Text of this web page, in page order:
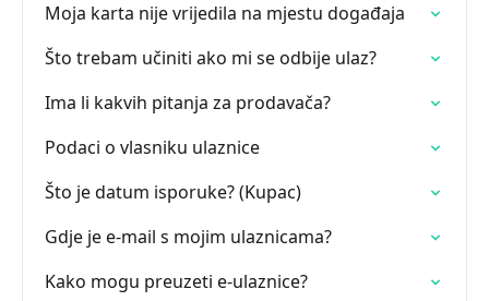
Moja karta nije vrijedila na mjestu događaja
Što trebam učiniti ako mi se odbije ulaz?
Ima li kakvih pitanja za prodavača?
Podaci o vlasniku ulaznice
Što je datum isporuke? (Kupac)
Gdje je e-mail s mojim ulaznicama?
Kako mogu preuzeti e-ulaznice?